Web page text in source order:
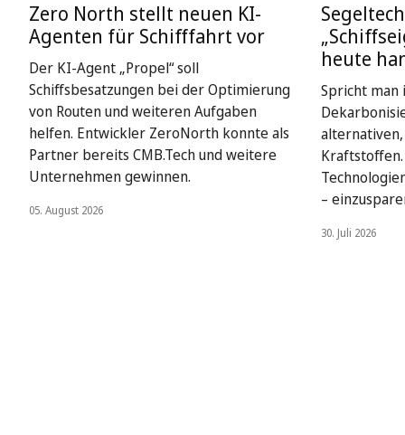
Zero North stellt neuen KI-
Agenten für Schifffahrt vor
Der KI-Agent „Propel“ soll
Schiffsbesatzungen bei der Optimierung
von Routen und weiteren Aufgaben
helfen. Entwickler ZeroNorth konnte als
Partner bereits CMB.Tech und weitere
Unternehmen gewinnen.
05. August 2026
heute
Spricht man
–
30. Juli 2026